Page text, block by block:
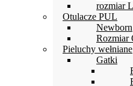
rozmiar L
Otulacze PUL
Newborn
Rozmiar
Pieluchy wełniane
Gatki